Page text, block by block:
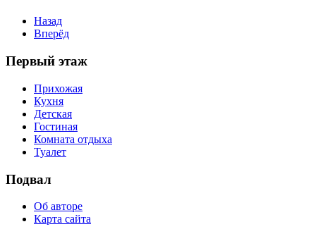
Назад
Вперёд
Первый этаж
Прихожая
Кухня
Детская
Гостиная
Комната отдыха
Туалет
Подвал
Об авторе
Карта сайта